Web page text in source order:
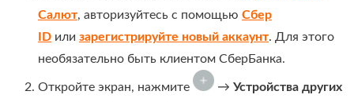
Салют, авторизуйтесь с помощью Сбер
ID или зарегистрируйте новый аккаунт. Для этого
необязательно быть клиентом СберБанка.
Откройте экран, нажмите → Устройства других